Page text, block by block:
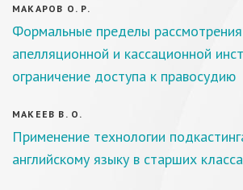
МАКАРОВ О. Р.
Формальные пределы
апелляционной и кассационной
ограничение доступа к правосудию
МАКЕЕВ В. О.
Применение технологии
английскому языку в старших